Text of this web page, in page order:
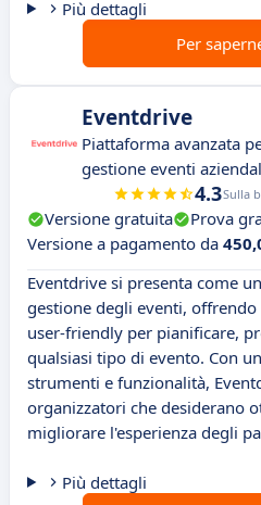
Più dettagli
Per
Eventdrive
Piattaforma avanzata
gestione eventi
4.3Sulla
Versione gratuita Prova
Versione a pagamento da
Eventdrive si presenta come
gestione degli eventi,
user-friendly per pianificare,
qualsiasi tipo di evento. Con
strumenti e funzionalità,
organizzatori che desiderano
migliorare l'esperienza degli
Più dettagli